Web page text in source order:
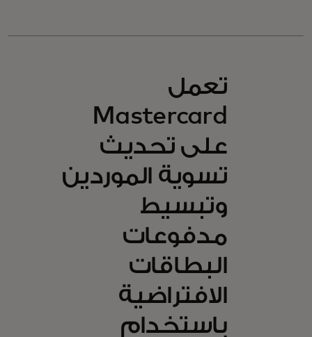
تعمل
Mastercard
على تحديث
تسوية الموردين
وتبسيط
مدفوعات
البطاقات
الافتراضية
باستخدام